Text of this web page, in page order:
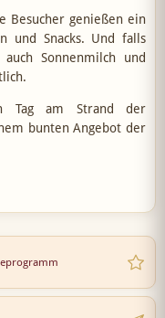
Besucher genießen ein
und Snacks. Und falls
Sonnenmilch und
Tag am Strand der
bunten Angebot der